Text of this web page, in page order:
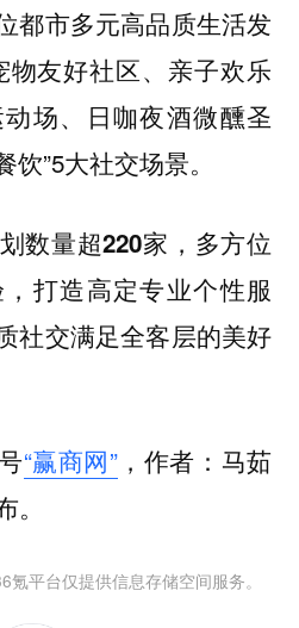
都市多元高品质生活发
物友好社区、亲子欢乐
场、日咖夜酒微醺圣
”5大社交场景。
数量超220家 ，多方位
打造高定专业个性服
社交满足全客层的美好
“赢商网”，作者：马茹
平台仅提供信息存储空间服务。